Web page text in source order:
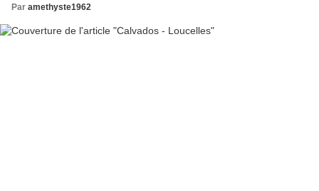
Par amethyste1962